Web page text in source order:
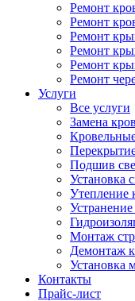
Ремонт
Ремонт
Ремонт
Ремонт
Ремонт
Ремонт
Услуги
Все услуги
Замена
Подшив
Установка
Утепление
Монтаж
Демонтаж
Установка
Контакты
Прайс-лист